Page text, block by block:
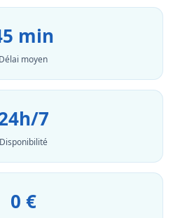
min
Délai moyen
7
Disponibilité
0 €